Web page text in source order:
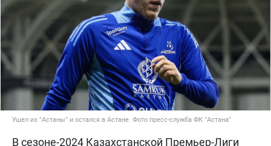
Ушел из "Астаны" и остался в Астане. Фото пресс-служба ФК "Астана"
В сезоне-2024 Казахстанской Премьер-Лиги